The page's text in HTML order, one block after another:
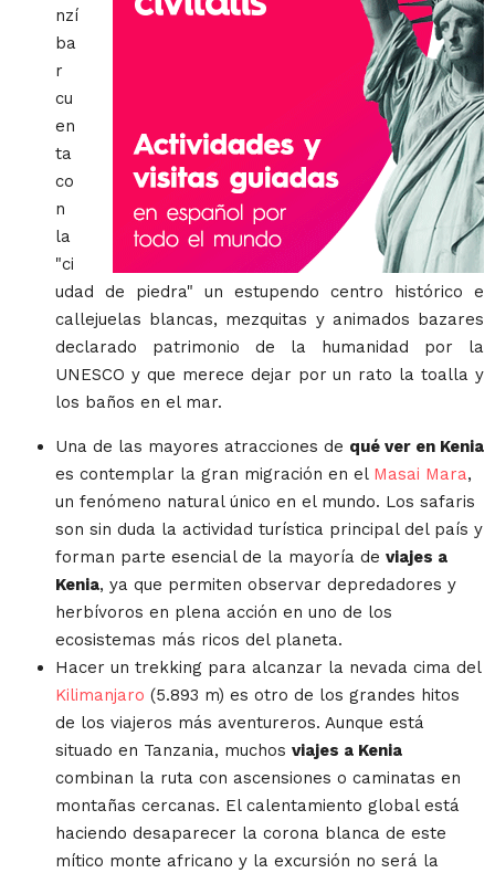
nzí
ba
r
cu
en
ta
co
n
la
"ci
udad de piedra" un estupendo centro histórico e
callejuelas blancas, mezquitas y animados bazares
declarado patrimonio de la humanidad por la
UNESCO y que merece dejar por un rato la toalla y
los baños en el mar.
Una de las mayores atracciones de qué ver en Kenia
es contemplar la gran migración en el Masai Mara,
un fenómeno natural único en el mundo. Los safaris
son sin duda la actividad turística principal del país y
forman parte esencial de la mayoría de viajes a
Kenia, ya que permiten observar depredadores y
herbívoros en plena acción en uno de los
ecosistemas más ricos del planeta.
Hacer un trekking para alcanzar la nevada cima del
Kilimanjaro (5.893 m) es otro de los grandes hitos
de los viajeros más aventureros. Aunque está
situado en Tanzania, muchos viajes a Kenia
combinan la ruta con ascensiones o caminatas en
montañas cercanas. El calentamiento global está
haciendo desaparecer la corona blanca de este
mítico monte africano y la excursión no será la